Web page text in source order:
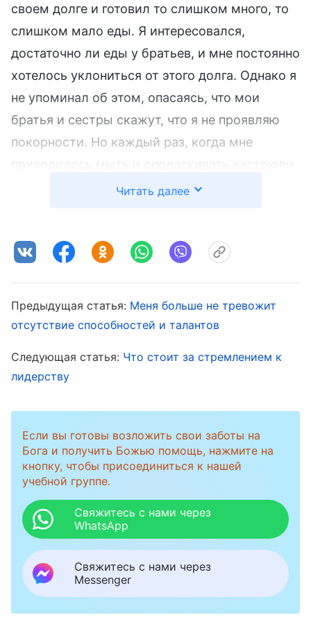
своем долге и готовил то слишком много, то
слишком мало еды. Я интересовался,
достаточно ли еды у братьев, и мне постоянно
хотелось уклониться от этого долга. Однако я
не упоминал об этом, опасаясь, что мои
братья и сестры скажут, что я не проявляю
покорности. Но каждый раз, когда мне
и сковородки, у меня на сердце становилось
братья и сестры, которые меня знали, увидят,
накопившаяся досада доставляла мне
состояние неправильное, и в сердце
помолился Богу: «Боже, я знаю, что в том, что
мне выпал этот долг, есть Твое позволение.
Прошу Тебя, направь меня на путь
покорности!»
После этого я начал размышлять о себе:
«Почему я так не хочу исполнять долг по
приему?» Однажды во время духовных
чтений я прочел отрывок из Божьих слов,
который очень подходил к моему состоянию.
Читать далее
Предыдущая статья: Меня больше не тревожит
отсутствие способностей и талантов
Следующая статья: Что стоит за стремлением к
лидерству
Если вы готовы возложить свои заботы на
Бога и получить Божью помощь, нажмите на
кнопку, чтобы присоединиться к нашей
учебной группе.
Свяжитесь с нами через
WhatsApp
Свяжитесь с нами через
Messenger